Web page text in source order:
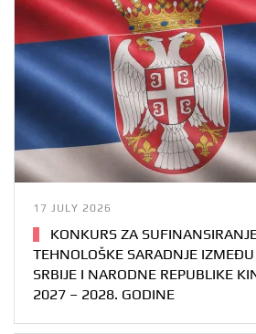
17 JULY 2026
KONKURS ZA
TEHNOLOŠKE SARADNJE
SRBIJE I NARODNE REPUBLIKE
2027 – 2028. GODINE